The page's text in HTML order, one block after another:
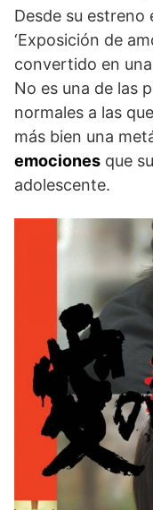
Desde su estreno
‘Exposición de
convertido en
No es una de las
normales a las
más bien una
emociones que
adolescente.